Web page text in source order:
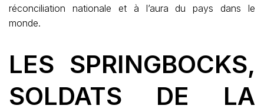
réconciliation nationale et à l’aura du pays dans le
monde.
LES SPRINGBOCKS,
SOLDATS DE LA